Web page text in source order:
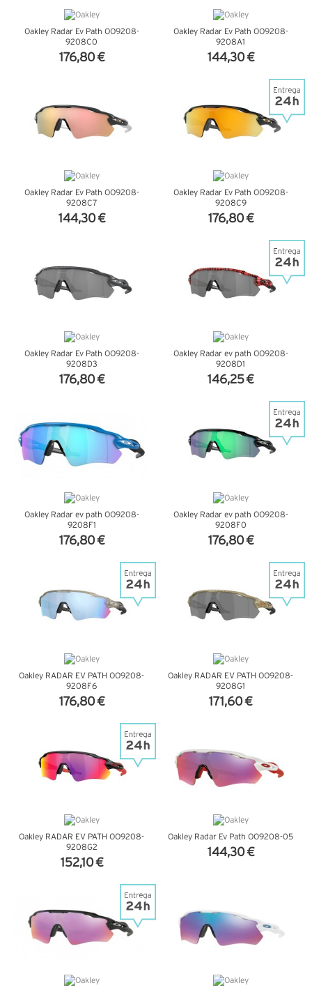
Oakley Radar Ev Path OO9208-
9208C0
176,80 €
Oakley Radar Ev Path OO9208-
9208A1
144,30 €
Oakley Radar Ev Path OO9208-
9208C7
144,30 €
Oakley Radar Ev Path OO9208-
9208C9
176,80 €
Oakley Radar Ev Path OO9208-
9208D3
176,80 €
Oakley Radar ev path OO9208-
9208D1
146,25 €
Oakley Radar ev path OO9208-
9208F1
176,80 €
Oakley Radar ev path OO9208-
9208F0
176,80 €
Oakley RADAR EV PATH OO9208-
9208F6
176,80 €
Oakley RADAR EV PATH OO9208-
9208G1
171,60 €
Oakley RADAR EV PATH OO9208-
9208G2
152,10 €
Oakley Radar Ev Path OO9208-05
144,30 €